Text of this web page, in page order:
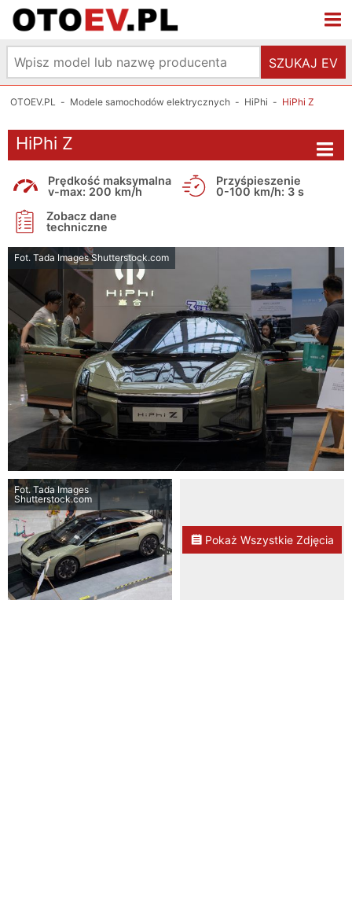
SZUKAJ EV
OTOEV.PL - Modele samochodów elektrycznych - HiPhi - HiPhi Z
HiPhi Z
Prędkość maksymalna
v-max: 200 km/h
Przyśpieszenie
0-100 km/h: 3 s
Zobacz dane
techniczne
Fot. Tada Images Shutterstock.com
Fot. Tada Images
Shutterstock.com
Pokaż Wszystkie Zdjęcia